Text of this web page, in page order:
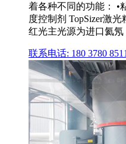
着各种不同的功能： •
度控制剂 TopSizer激
红光主光源为进口氦氖
联系电话: 180 3780 8511